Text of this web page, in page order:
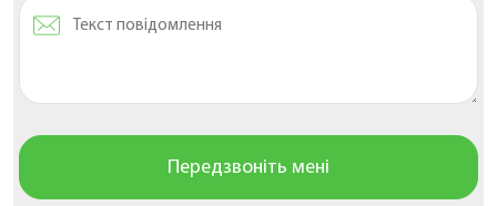
Передзвоніть мені